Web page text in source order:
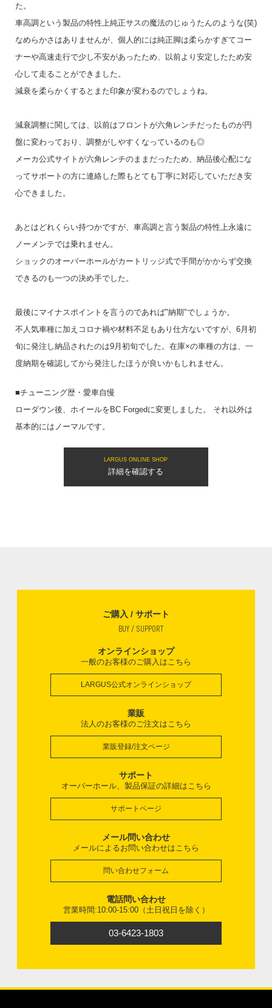
た。
車高調という製品の特性上純正サスの魔法のじゅうたんのような(笑)
なめらかさはありませんが、個人的には純正脚は柔らかすぎてコー
ナーや高速走行で少し不安があったため、以前より安定したため安
心して走ることができました。
減衰を柔らかくするとまた印象が変わるのでしょうね。
減衰調整に関しては、以前はフロントが六角レンチだったものが円
盤に変わっており、調整がしやすくなっているのも◎
メーカ公式サイトが六角レンチのままだったため、納品後心配にな
ってサポートの方に連絡した際もとても丁寧に対応していただき安
心できました。
あとはどれくらい持つかですが、車高調と言う製品の特性上永遠に
ノーメンテでは乗れません。
ショックのオーバーホールがカートリッジ式で手間がかからず交換
できるのも一つの決め手でした。
最後にマイナスポイントを言うのであれば"納期"でしょうか。
不人気車種に加えコロナ禍や材料不足もあり仕方ないですが、6月初
旬に発注し納品されたのは9月初旬でした。在庫×の車種の方は、一
度納期を確認してから発注したほうが良いかもしれません。
■チューニング歴・愛車自慢
ローダウン後、ホイールをBC Forgedに変更しました。 それ以外は
基本的にはノーマルです。
LARGUS ONLINE SHOP
詳細を確認する
ご購入 / サポート
BUY / SUPPORT
オンラインショップ
一般のお客様のご購入はこちら
LARGUS公式オンラインショップ
業販
法人のお客様のご注文はこちら
業販登録/注文ページ
サポート
オーバーホール、製品保証の詳細はこちら
サポートページ
メール問い合わせ
メールによるお問い合わせはこちら
問い合わせフォーム
電話問い合わせ
営業時間:10:00-15:00（土日祝日を除く）
03-6423-1803